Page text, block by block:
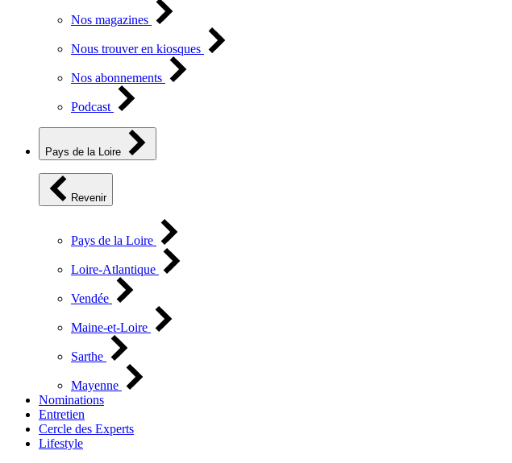
Nos magazines
Nous trouver en kiosques
Nos abonnements
Podcast
Pays de la Loire
Revenir
Pays de la Loire
Loire-Atlantique
Vendée
Maine-et-Loire
Sarthe
Mayenne
Nominations
Entretien
Cercle des Experts
Lifestyle